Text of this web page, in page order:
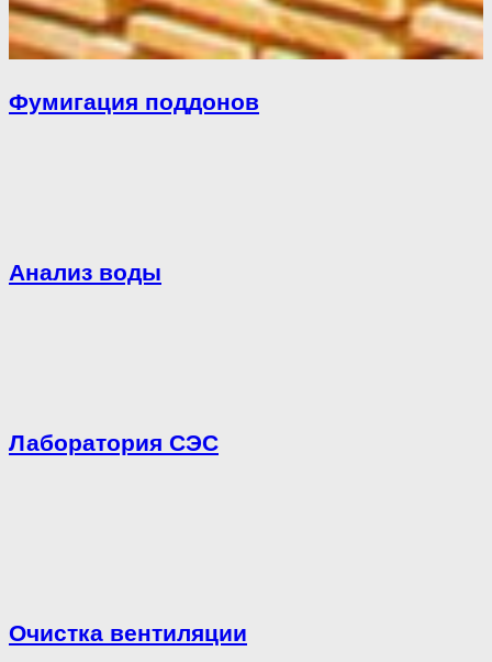
Фумигация поддонов
Анализ воды
Лаборатория СЭС
Очистка вентиляции